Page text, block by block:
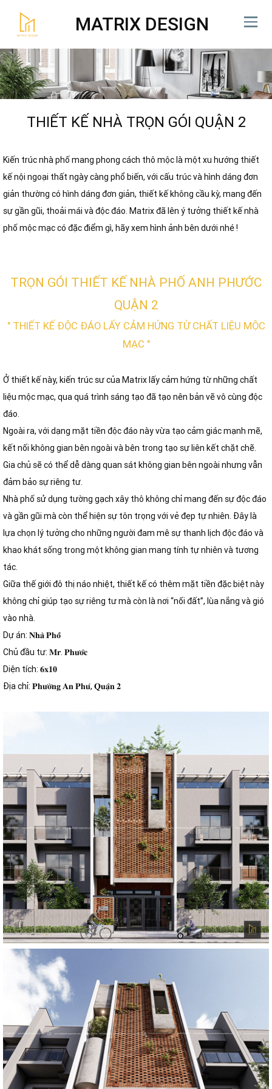
MATRIX DESIGN
THIẾT KẾ NHÀ TRỌN GÓI QUẬN 2
Kiến trúc nhà phố mang phong cách thô mộc là một xu hướng thiết
kế nội ngoại thất ngày càng phổ biến, với cấu trúc và hình dáng đơn
giản thường có hình dáng đơn giản, thiết kế không cầu kỳ, mang đến
sự gần gũi, thoải mái và độc đáo. Matrix đã lên ý tưởng thiết kế nhà
phố mộc mạc có đặc điểm gì, hãy xem hình ảnh bên dưới nhé !
TRỌN GÓI THIẾT KẾ NHÀ PHỐ ANH PHƯỚC
QUẬN 2
" THIẾT KẾ ĐỘC ĐÁO LẤY CẢM HỨNG TỪ CHẤT LIỆU MỘC
MẠC "
Ở thiết kế này, kiến trúc sư của Matrix lấy cảm hứng từ những chất
liệu mộc mạc, qua quá trình sáng tạo đã tạo nên bản vẽ vô cùng độc
đáo.
Ngoài ra, với dạng mặt tiền độc đáo này vừa tạo cảm giác mạnh mẽ,
kết nối không gian bên ngoài và bên trong tạo sự liên kết chặt chẽ.
Gia chủ sẽ có thể dễ dàng quan sát không gian bên ngoài nhưng vẫn
đảm bảo sự riêng tư.
Nhà phố sử dụng tường gạch xây thô không chỉ mang đến sự độc đáo
và gần gũi mà còn thể hiện sự tôn trọng với vẻ đẹp tự nhiên. Đây là
lựa chọn lý tưởng cho những người đam mê sự thanh lịch độc đáo và
khao khát sống trong một không gian mang tính tự nhiên và tương
tác.
Giữa thế giới đô thị náo nhiệt, thiết kế có thêm mặt tiền đặc biệt này
không chỉ giúp tạo sự riêng tư mà còn là nơi “nối đất”, lùa nắng và gió
vào nhà.
Dự án: 𝐍𝐡𝐚̀ 𝐏𝐡𝐨̂́
Chủ đầu tư: 𝐌𝐫. 𝐏𝐡𝐮̛𝐨̛́𝐜
Diện tích: 𝟔𝐱𝟏𝟎
Địa chỉ: 𝐏𝐡𝐮̛𝐨̛̀𝐧𝐠 𝐀𝐧 𝐏𝐡𝐮́, 𝐐𝐮𝐚̣̂𝐧 𝟐